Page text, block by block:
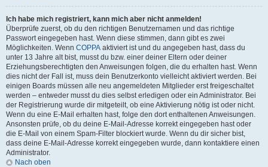
Ich habe mich registriert, kann mich aber nicht anmelden!
Überprüfe zuerst, ob du den richtigen Benutzernamen und das richtige
Passwort eingegeben hast. Wenn diese stimmen, dann gibt es zwei
Möglichkeiten. Wenn COPPA aktiviert ist und du angegeben hast, dass du
unter 13 Jahre alt bist, musst du bzw. einer deiner Eltern oder deiner
Erziehungsberechtigten den Anweisungen folgen, die du erhalten hast. Wenn
dies nicht der Fall ist, muss dein Benutzerkonto vielleicht aktiviert werden. Bei
einigen Boards müssen alle neu angemeldeten Mitglieder erst freigeschaltet
werden – entweder musst du dies selbst erledigen oder ein Administrator. Bei
der Registrierung wurde dir mitgeteilt, ob eine Aktivierung nötig ist oder nicht.
Wenn du eine E-Mail erhalten hast, folge den dort enthaltenen Anweisungen.
Ansonsten prüfe, ob du deine E-Mail-Adresse korrekt eingegeben hast oder
die E-Mail von einem Spam-Filter blockiert wurde. Wenn du dir sicher bist,
dass deine E-Mail-Adresse korrekt eingegeben wurde, dann kontaktiere einen
Administrator.
Nach oben